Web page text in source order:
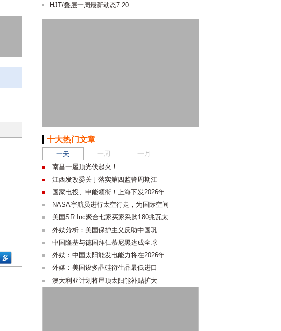
HJT/叠层一周最新动态7.20
十大热门文章
一天 一周
一月
南昌一屋顶光伏起火！
江西发改委关于落实第四监管周期江
国家电投、申能领衔！上海下发2026年
NASA宇航员进行太空行走，为国际空间
美国SR Inc聚合七家买家采购180兆瓦太
外媒分析：美国保护主义反助中国巩
中国隆基与德国拜仁慕尼黑达成全球
外媒：中国太阳能发电能力将在2026年
外媒：美国设多晶硅衍生品最低进口
澳大利亚计划将屋顶太阳能补贴扩大